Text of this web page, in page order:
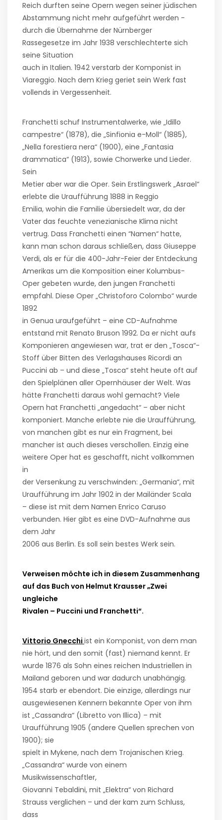
Reich durften seine Opern wegen seiner jüdischen
Abstammung nicht mehr aufgeführt werden -
durch die Übernahme der Nürnberger
Rassegesetze im Jahr 1938 verschlechterte sich
seine Situation
auch in Italien. 1942 verstarb der Komponist in
Viareggio. Nach dem Krieg geriet sein Werk fast
vollends in Vergessenheit.
Franchetti schuf Instrumentalwerke, wie „Idillo
campestre“ (1878), die „Sinfionia e-Moll“ (1885),
„Nella forestiera nera“ (1900), eine „Fantasia
drammatica“ (1913), sowie Chorwerke und Lieder.
Sein
Metier aber war die Oper. Sein Erstlingswerk „Asrael“
erlebte die Uraufführung 1888 in Reggio
Emilia, wohin die Familie übersiedelt war, da der
Vater das feuchte venezianische Klima nicht
vertrug. Dass Franchetti einen “Namen“ hatte,
kann man schon daraus schließen, dass Giuseppe
Verdi, als er für die 400-Jahr-Feier der Entdeckung
Amerikas um die Komposition einer Kolumbus-
Oper gebeten wurde, den jungen Franchetti
empfahl. Diese Oper „Christoforo Colombo“ wurde
1892
in Genua uraufgeführt – eine CD-Aufnahme
entstand mit Renato Bruson 1992. Da er nicht aufs
Komponieren angewiesen war, trat er den „Tosca“-
Stoff über Bitten des Verlagshauses Ricordi an
Puccini ab – und diese „Tosca“ steht heute oft auf
den Spielplänen aller Opernhäuser der Welt. Was
hätte Franchetti daraus wohl gemacht? Viele
Opern hat Franchetti „angedacht“ – aber nicht
komponiert. Manche erlebte nie die Uraufführung,
von manchen gibt es nur ein Fragment, bei
mancher ist auch dieses verschollen. Einzig eine
weitere Oper hat es geschafft, nicht vollkommen
in
der Versenkung zu verschwinden: „Germania“, mit
Uraufführung im Jahr 1902 in der Mailänder Scala
– diese ist mit dem Namen Enrico Caruso
verbunden. Hier gibt es eine DVD-Aufnahme aus
dem Jahr
2006 aus Berlin. Es soll sein bestes Werk sein.
Verweisen möchte ich in diesem Zusammenhang
auf das Buch von Helmut Krausser „Zwei
ungleiche
Rivalen – Puccini und Franchetti“.
Vittorio Gnecchi ist ein Komponist, von dem man
nie hört, und den somit (fast) niemand kennt. Er
wurde 1876 als Sohn eines reichen Industriellen in
Mailand geboren und war dadurch unabhängig.
1954 starb er ebendort. Die einzige, allerdings nur
ausgewiesenen Kennern bekannte Oper von ihm
ist „Cassandra“ (Libretto von Illica) – mit
Uraufführung 1905 (andere Quellen sprechen von
1900); sie
spielt in Mykene, nach dem Trojanischen Krieg.
„Cassandra“ wurde von einem
Musikwissenschaftler,
Giovanni Tebaldini, mit „Elektra“ von Richard
Strauss verglichen – und der kam zum Schluss,
dass